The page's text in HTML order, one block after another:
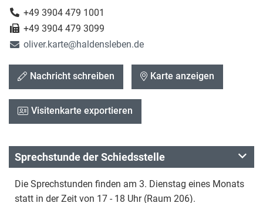
+49 3904 479 1001
+49 3904 479 3099
oliver.karte@haldensleben.de
Nachricht schreiben Karte anzeigen
Visitenkarte exportieren
Sprechstunde der Schiedsstelle
Die Sprechstunden finden am 3. Dienstag eines Monats
statt in der Zeit von 17 - 18 Uhr (Raum 206).